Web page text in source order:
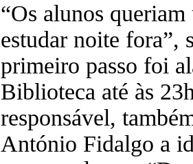
“Os alunos
estudar noite fora”,
primeiro passo foi
Biblioteca até às
responsável,
António Fidalgo a